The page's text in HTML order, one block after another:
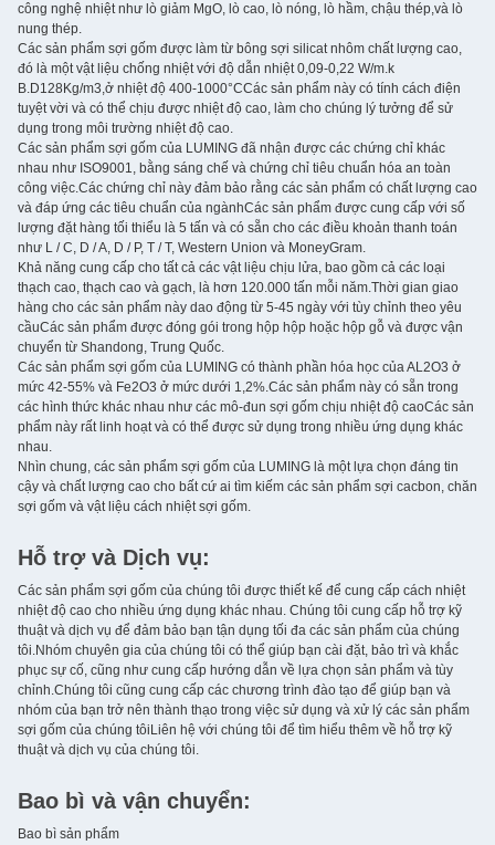
công nghệ nhiệt như lò giảm MgO, lò cao, lò nóng, lò hầm, chậu thép,và lò
nung thép.
Các sản phẩm sợi gốm được làm từ bông sợi silicat nhôm chất lượng cao,
đó là một vật liệu chống nhiệt với độ dẫn nhiệt 0,09-0,22 W/m.k
B.D128Kg/m3,ở nhiệt độ 400-1000°CCác sản phẩm này có tính cách điện
tuyệt vời và có thể chịu được nhiệt độ cao, làm cho chúng lý tưởng để sử
dụng trong môi trường nhiệt độ cao.
Các sản phẩm sợi gốm của LUMING đã nhận được các chứng chỉ khác
nhau như ISO9001, bằng sáng chế và chứng chỉ tiêu chuẩn hóa an toàn
công việc.Các chứng chỉ này đảm bảo rằng các sản phẩm có chất lượng cao
và đáp ứng các tiêu chuẩn của ngànhCác sản phẩm được cung cấp với số
lượng đặt hàng tối thiểu là 5 tấn và có sẵn cho các điều khoản thanh toán
như L / C, D / A, D / P, T / T, Western Union và MoneyGram.
Khả năng cung cấp cho tất cả các vật liệu chịu lửa, bao gồm cả các loại
thạch cao, thạch cao và gạch, là hơn 120.000 tấn mỗi năm.Thời gian giao
hàng cho các sản phẩm này dao động từ 5-45 ngày với tùy chỉnh theo yêu
cầuCác sản phẩm được đóng gói trong hộp hộp hoặc hộp gỗ và được vận
chuyển từ Shandong, Trung Quốc.
Các sản phẩm sợi gốm của LUMING có thành phần hóa học của AL2O3 ở
mức 42-55% và Fe2O3 ở mức dưới 1,2%.Các sản phẩm này có sẵn trong
các hình thức khác nhau như các mô-đun sợi gốm chịu nhiệt độ caoCác sản
phẩm này rất linh hoạt và có thể được sử dụng trong nhiều ứng dụng khác
nhau.
Nhìn chung, các sản phẩm sợi gốm của LUMING là một lựa chọn đáng tin
cậy và chất lượng cao cho bất cứ ai tìm kiếm các sản phẩm sợi cacbon, chăn
sợi gốm và vật liệu cách nhiệt sợi gốm.
Hỗ trợ và Dịch vụ:
Các sản phẩm sợi gốm của chúng tôi được thiết kế để cung cấp cách nhiệt
nhiệt độ cao cho nhiều ứng dụng khác nhau. Chúng tôi cung cấp hỗ trợ kỹ
thuật và dịch vụ để đảm bảo bạn tận dụng tối đa các sản phẩm của chúng
tôi.Nhóm chuyên gia của chúng tôi có thể giúp bạn cài đặt, bảo trì và khắc
phục sự cố, cũng như cung cấp hướng dẫn về lựa chọn sản phẩm và tùy
chỉnh.Chúng tôi cũng cung cấp các chương trình đào tạo để giúp bạn và
nhóm của bạn trở nên thành thạo trong việc sử dụng và xử lý các sản phẩm
sợi gốm của chúng tôiLiên hệ với chúng tôi để tìm hiểu thêm về hỗ trợ kỹ
thuật và dịch vụ của chúng tôi.
Bao bì và vận chuyển:
Bao bì sản phẩm